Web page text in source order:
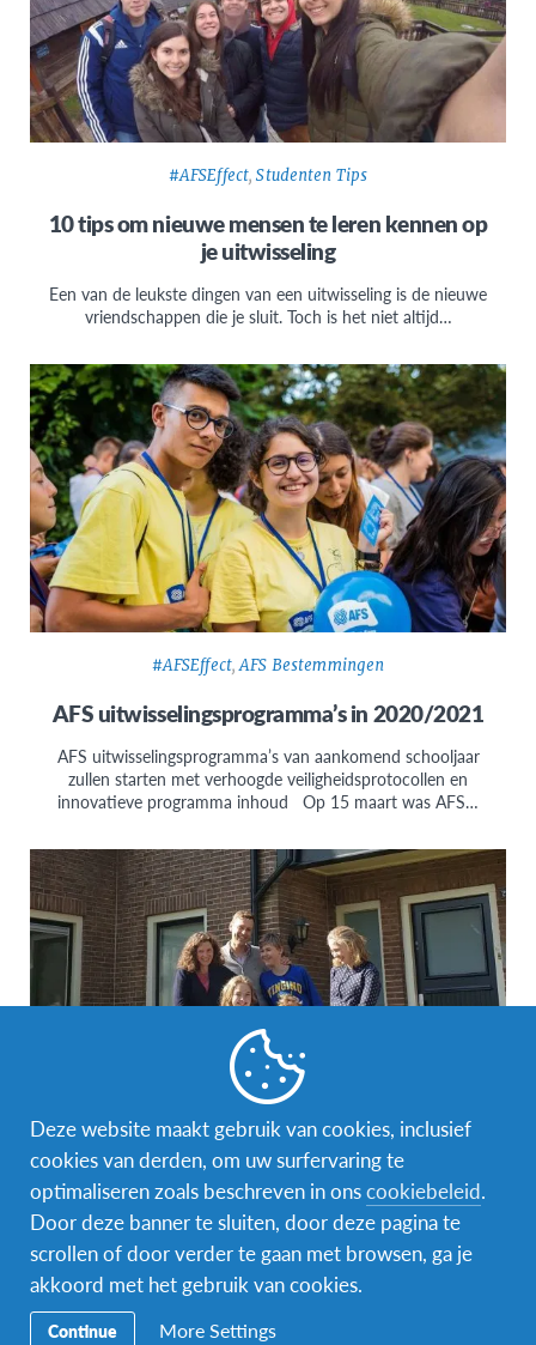
#AFSEffect,Studenten Tips
10 tips om nieuwe mensen te leren kennen op
je uitwisseling
Een van de leukste dingen van een uitwisseling is de nieuwe
vriendschappen die je sluit. Toch is het niet altijd…
#AFSEffect,AFS Bestemmingen
AFS uitwisselingsprogramma’s in 2020/2021
AFS uitwisselingsprogramma’s van aankomend schooljaar
zullen starten met verhoogde veiligheidsprotocollen en
innovatieve programma inhoud Op 15 maart was AFS…
Gastgezin
Interview met gastouder Tibo Jansingh
De familie Jansingh uit Amersfoort heeft sinds eind
augustus de Letse Madara in huis. Madara is via
uitwisselingsorganisatie AFS 10…
Deze website maakt gebruik van cookies, inclusief
cookies van derden, om uw surfervaring te
optimaliseren zoals beschreven in onscookiebeleid.
Door deze banner te sluiten, door deze pagina te
scrollen of door verder te gaan met browsen, ga je
akkoord met het gebruik van cookies.
Continue More Settings